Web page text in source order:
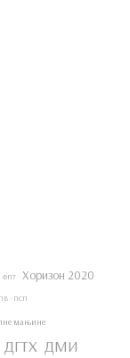
ФП7 Хоризон 2020
- ПСП
мањине
ДГТХ ДМИ